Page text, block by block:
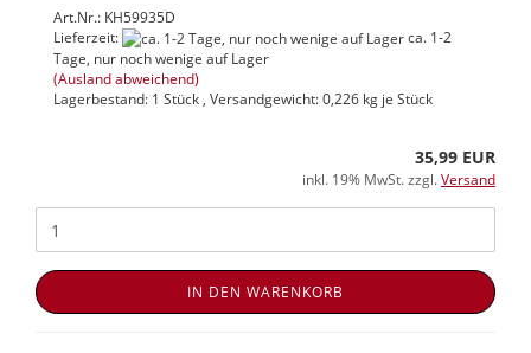
Art.Nr.: KH59935D
Lieferzeit:
ca. 1-2
Tage, nur noch wenige auf Lager
(Ausland abweichend)
Lagerbestand: 1 Stück , Versandgewicht:0,226 kg je Stück
35,99 EUR
inkl. 19% MwSt. zzgl.Versand
IN DEN WARENKORB